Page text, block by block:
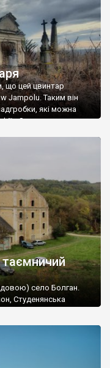
що цей цвинтар
Jampolu. Таким він
які можна
Загалом цвинтар
таємничий
село Болган.
Студенянська
Всі епітафії, які
– цвинтар